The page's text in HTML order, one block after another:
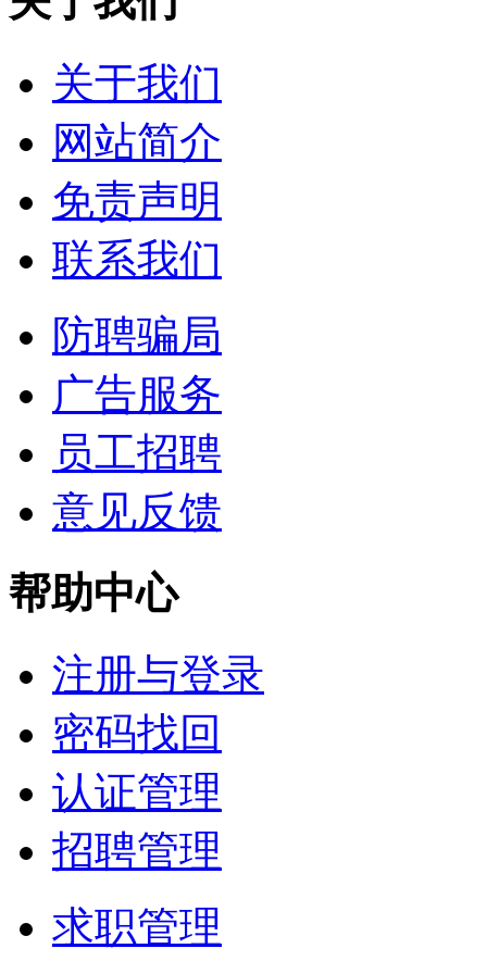
关于我们
网站简介
免责声明
联系我们
防聘骗局
广告服务
员工招聘
意见反馈
帮助中心
注册与登录
密码找回
认证管理
招聘管理
求职管理